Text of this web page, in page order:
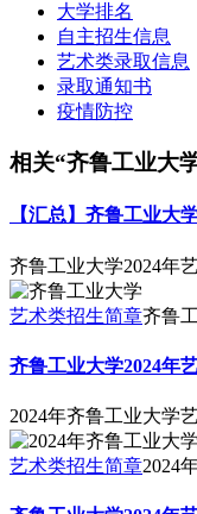
大学排名
自主招生信息
艺术类录取信息
录取通知书
疫情防控
相关“齐鲁工业大
【汇总】齐鲁工业大
齐鲁工业大学2024年
艺术类招生简章齐鲁
齐鲁工业大学2024年
2024年齐鲁工业大学
艺术类招生简章2024